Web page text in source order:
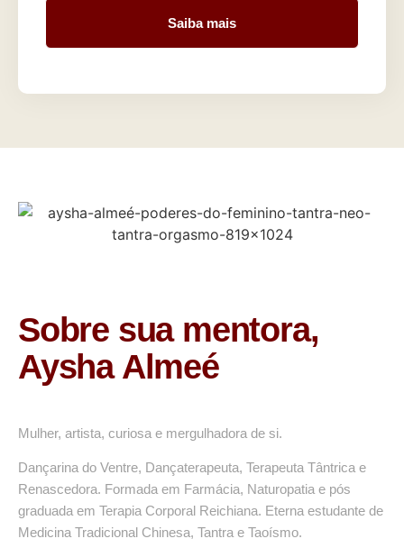
Saiba mais
Sobre sua mentora,
Aysha Almeé
Mulher, artista, curiosa e mergulhadora de si.
Dançarina do Ventre, Dançaterapeuta, Terapeuta Tântrica e
Renascedora. Formada em Farmácia, Naturopatia e pós
graduada em Terapia Corporal Reichiana. Eterna estudante de
Medicina Tradicional Chinesa, Tantra e Taoísmo.